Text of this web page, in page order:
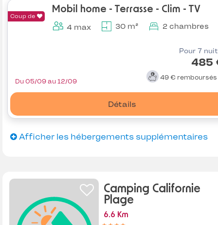
Coup de
Mobil home - Terrasse - Clim - TV
4 max 30 m² 2 chambres
Pour 7
485
49 € remboursés
Détails
Du 05/09 au 12/09
Afficher les hébergements supplémentaires
Camping Californie
Plage
6.6 Km